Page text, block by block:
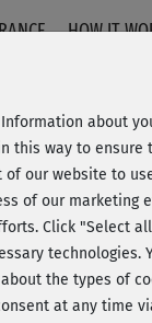
HOW IT
20% Rabatt +
about
way to ensure
our website to
of our marketing
Click "Select
technologies.
the types of
at any time